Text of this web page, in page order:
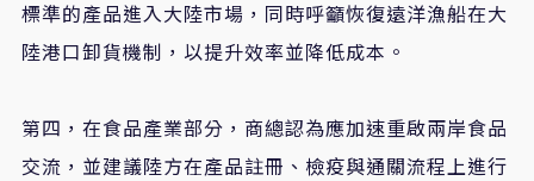
標準的產品進入大陸市場，同時呼籲恢復遠洋漁船在大
陸港口卸貨機制，以提升效率並降低成本。
第四，在食品產業部分，商總認為應加速重啟兩岸食品
交流，並建議陸方在產品註冊、檢疫與通關流程上進行